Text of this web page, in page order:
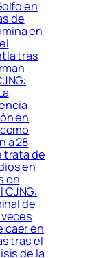
en
de
en
tras
en
a 28
trata de
en
en
de
veces
caer en
tras el
de la